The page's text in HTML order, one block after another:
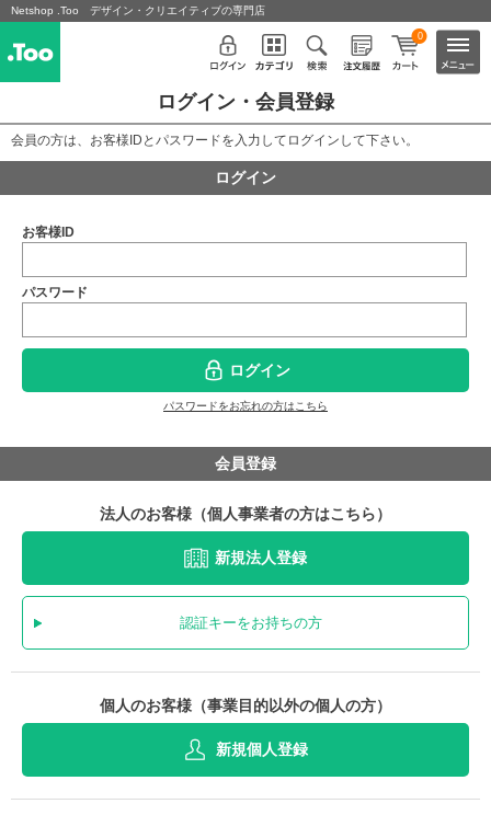
Netshop .Too デザイン・クリエイティブの専門店
0
ログイン・会員登録
会員の方は、お客様IDとパスワードを入力してログインして下さい。
ログイン
お客様ID
パスワード
ログイン
パスワードをお忘れの方はこちら
会員登録
法人のお客様（個人事業者の方はこちら）
新規法人登録
認証キーをお持ちの方
個人のお客様（事業目的以外の個人の方）
新規個人登録